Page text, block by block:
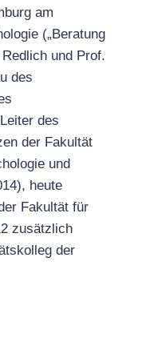
am
(„Beratung
und Prof.
des
des
der Fakultät
und
heute
Fakultät für
zusätzlich
der